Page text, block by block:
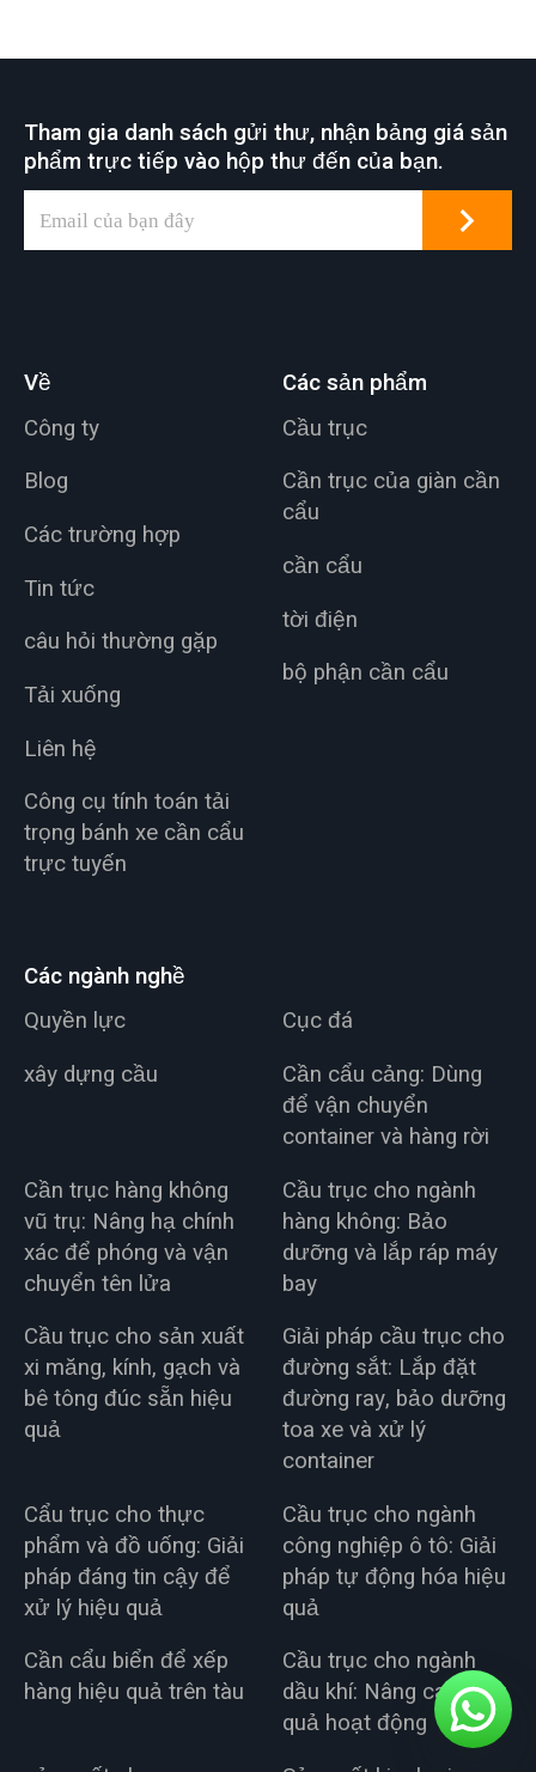
Tham gia danh sách gửi thư, nhận bảng giá sản
phẩm trực tiếp vào hộp thư đến của bạn.
Về
Công ty
Blog
Các trường hợp
Tin tức
câu hỏi thường gặp
Tải xuống
Liên hệ
Công cụ tính toán tải
trọng bánh xe cần cẩu
trực tuyến
Các sản phẩm
Cầu trục
Cần trục của giàn cần
cẩu
cần cẩu
tời điện
bộ phận cần cẩu
Các ngành nghề
Quyền lực
Cục đá
xây dựng cầu
Cần cẩu cảng: Dùng
để vận chuyển
container và hàng rời
Cần trục hàng không
vũ trụ: Nâng hạ chính
xác để phóng và vận
chuyển tên lửa
Cầu trục cho ngành
hàng không: Bảo
dưỡng và lắp ráp máy
bay
Cầu trục cho sản xuất
xi măng, kính, gạch và
bê tông đúc sẵn hiệu
quả
Giải pháp cầu trục cho
đường sắt: Lắp đặt
đường ray, bảo dưỡng
toa xe và xử lý
container
Cẩu trục cho thực
phẩm và đồ uống: Giải
pháp đáng tin cậy để
xử lý hiệu quả
Cầu trục cho ngành
công nghiệp ô tô: Giải
pháp tự động hóa hiệu
quả
Cần cẩu biển để xếp
hàng hiệu quả trên tàu
Cầu trục cho ngành
dầu khí: Nâng cao hiệu
quả hoạt động